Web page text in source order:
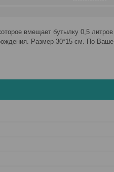
вмещает бутылку 0,5 литров
Размер 30*15 см. По